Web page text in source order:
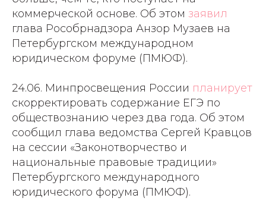
коммерческой основе. Об этом заявил
глава Рособрнадзора Анзор Музаев на
Петербургском международном
юридическом форуме (ПМЮФ).
24.06. Минпросвещения России планирует
скорректировать содержание ЕГЭ по
обществознанию через два года. Об этом
сообщил глава ведомства Сергей Кравцов
на сессии «Законотворчество и
национальные правовые традиции»
Петербургского международного
юридического форума (ПМЮФ).